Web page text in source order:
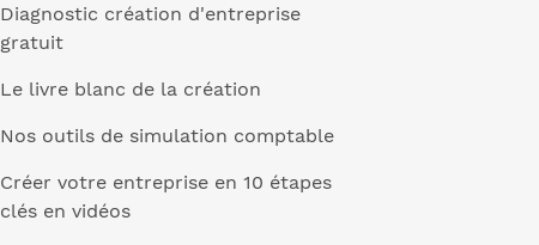
Diagnostic création d'entreprise
gratuit
Le livre blanc de la création
Nos outils de simulation comptable
Créer votre entreprise en 10 étapes
clés en vidéos